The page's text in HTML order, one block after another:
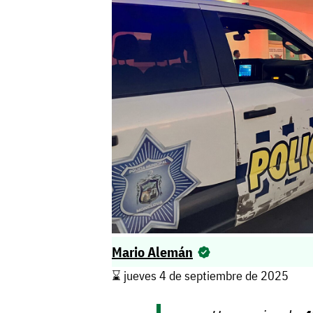
Mario Alemán
⌛️ jueves 4 de septiembre de 2025